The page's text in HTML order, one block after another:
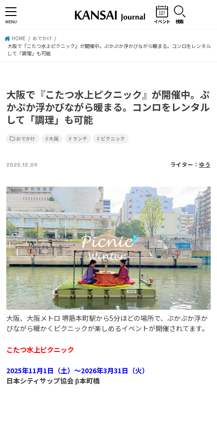
MENU イベント 検索
HOME
おでかけ
大阪で『こたつ水上ピクニック』が開催中。ぷかぷか浮かびながら暖まる。コンロをレンタル
して「調理」も可能
大阪で『こたつ水上ピクニック』が開催中。ぷ
かぷか浮かびながら暖まる。コンロをレンタル
して「調理」も可能
おでかけ 大阪 ランチ ピクニック
2025.12.09 ライター： ゆう
大阪、大阪メトロ 堺筋本町駅から5分ほどの場所で、ぷかぷか浮か
びながら暖かくピクニックが楽しめるイベントが開催されてます。
こたつ水上ピクニック
2025年11月1日（土）～2026年3月31日（火）
日本シティサップ協会 β本町橋